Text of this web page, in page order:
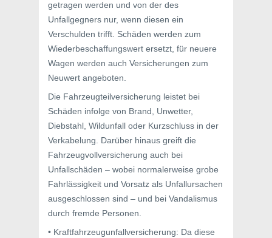
getragen werden und von der des
Unfallgegners nur, wenn diesen ein
Verschulden trifft. Schäden werden zum
Wiederbeschaffungswert ersetzt, für neuere
Wagen werden auch Versicherungen zum
Neuwert angeboten.
Die Fahrzeugteilversicherung leistet bei
Schäden infolge von Brand, Unwetter,
Diebstahl, Wildunfall oder Kurzschluss in der
Verkabelung. Darüber hinaus greift die
Fahrzeugvollversicherung auch bei
Unfallschäden – wobei normalerweise grobe
Fahrlässigkeit und Vorsatz als Unfallursachen
ausgeschlossen sind – und bei Vandalismus
durch fremde Personen.
• Kraftfahrzeugunfallversicherung: Da diese